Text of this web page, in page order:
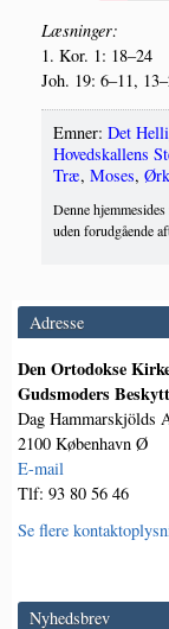
Læs­nin­ger:
1. Kor. 1: 18–24
Joh. 19: 6–11,
Emner: Det
Hovedskallens
Træ, Moses,
Denne
uden forudgående
Adresse
Den Ortodokse
Gudsmoders
Dag Hammarskjölds
2100 København Ø
E-mail
Tlf: 93 80 56 46
Se flere
Nyhedsbrev